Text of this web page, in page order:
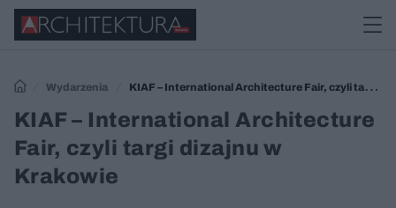
Wydarzenia
KIAF – International Architecture Fair, czyli targi
dizajnu w Krakowie
KIAF – International Architecture
Fair, czyli targi dizajnu w
Krakowie